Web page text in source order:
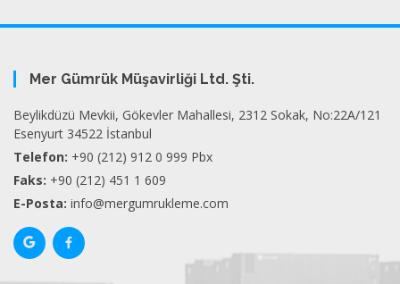
Mer Gümrük Müşavirliği Ltd. Şti.
Beylikdüzü Mevkii, Gökevler Mahallesi, 2312 Sokak, No:22A/121
Esenyurt 34522 İstanbul
Telefon: +90 (212) 912 0 999 Pbx
Faks: +90 (212) 451 1 609
E-Posta: info@mergumrukleme.com